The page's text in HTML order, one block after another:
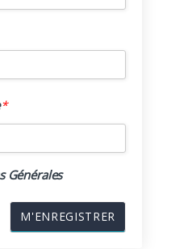
*
Générales